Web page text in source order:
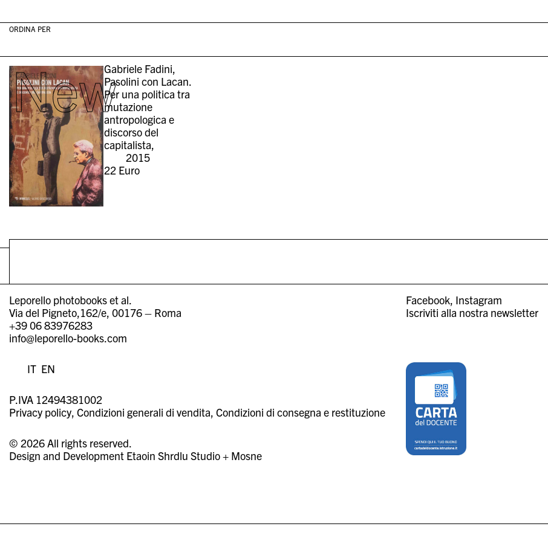
ORDINA PER
NewGabriele Fadini,
Pasolini con Lacan.
Per una politica tra
mutazione
antropologica e
discorso del
capitalista,
2015
22 Euro
Facebook Instagram
Iscriviti alla nostra newsletter
Leporello photobooks et al.
Via del Pigneto,162/e, 00176 – Roma
+39 06 83976283
info@leporello-books.com
IT EN
P.IVA 12494381002
Privacy policy Condizioni generali di vendita Condizioni di consegna e restituzione
© 2026 All rights reserved.
Design and Development Etaoin Shrdlu Studio+ Mosne